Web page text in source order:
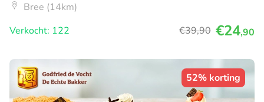
Bree (14km)
Verkocht: 122
€39,90 €24,90
52% korting